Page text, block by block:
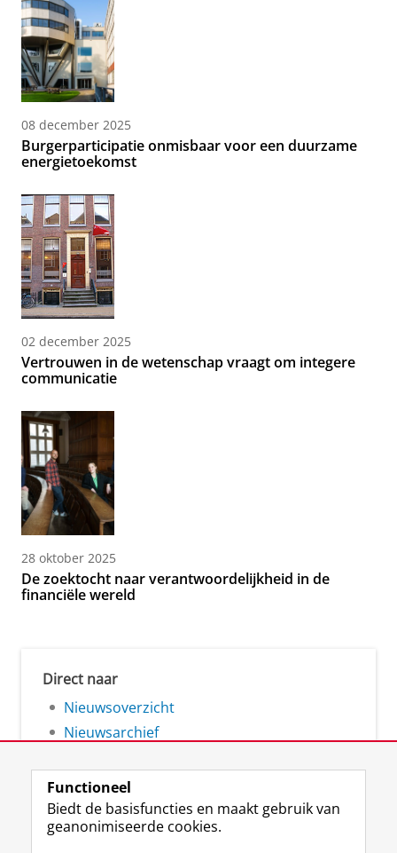
08 december 2025
Burgerparticipatie onmisbaar voor een duurzame
energietoekomst
02 december 2025
Vertrouwen in de wetenschap vraagt om integere
communicatie
28 oktober 2025
De zoektocht naar verantwoordelijkheid in de
financiële wereld
Direct naar
Nieuwsoverzicht
Nieuwsarchief
Functioneel
Biedt de basisfuncties en maakt gebruik van
geanonimiseerde cookies.